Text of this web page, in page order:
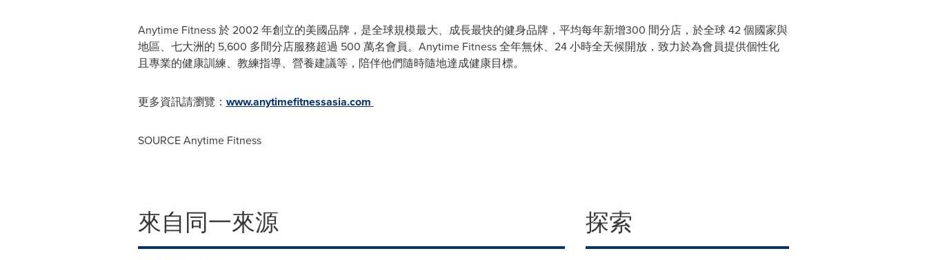
Anytime Fitness 於 2002 年創立的美國品牌，是全球規模最⼤、成長最快的健⾝品牌，平均每年新增300 間分店，於全球 42 個國家與
地區、七⼤洲的 5,600 多間分店服務超過 500 萬名會員。Anytime Fitness 全年無休、24 ⼩時全天候開放，致⼒於為會員提供個性化
且專業的健康訓練、教練指導、營養建議等，陪伴他們隨時隨地達成健康⽬標。
更多資訊請瀏覽： www.anytimefitnessasia.com
SOURCE Anytime Fitness
來自同一來源 探索